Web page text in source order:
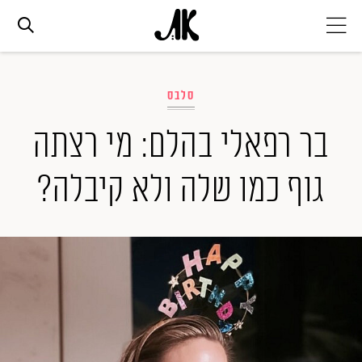
אופנה
ביוטי
סלבס
ערוצים נוספים
המגזין
סלבס
בר רפאלי בהלם: מי רצתה
גוף כמו שלה ולא קיבלה?